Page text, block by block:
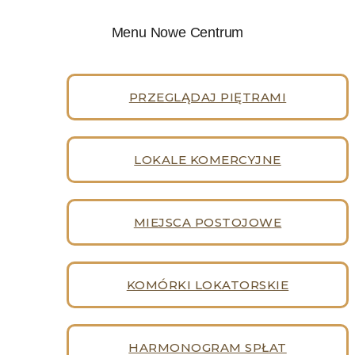
Menu Nowe Centrum
PRZEGLĄDAJ PIĘTRAMI
LOKALE KOMERCYJNE
MIEJSCA POSTOJOWE
KOMÓRKI LOKATORSKIE
HARMONOGRAM SPŁAT